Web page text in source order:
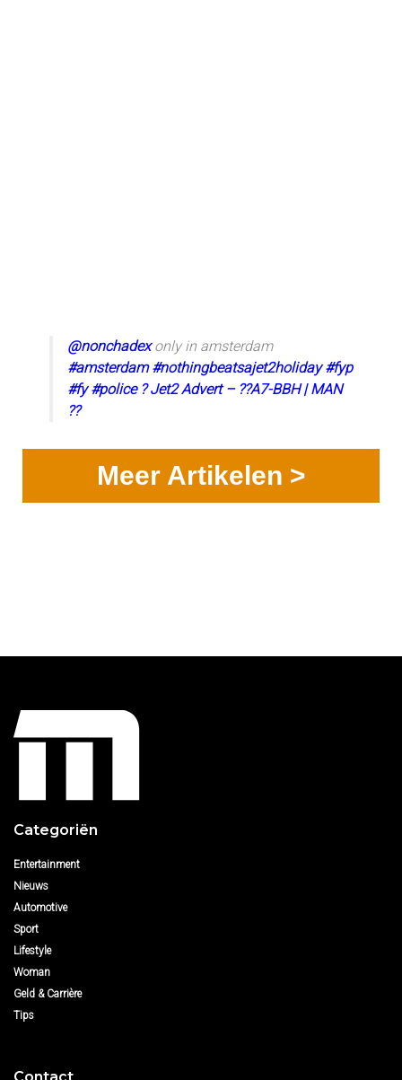
@nonchadexonly in amsterdam
#amsterdam #nothingbeatsajet2holiday #fyp
#fy #police ? Jet2 Advert – ??A7-BBH | MAN
??
Meer Artikelen >
Categoriën
Entertainment
Nieuws
Automotive
Sport
Lifestyle
Woman
Geld & Carrière
Tips